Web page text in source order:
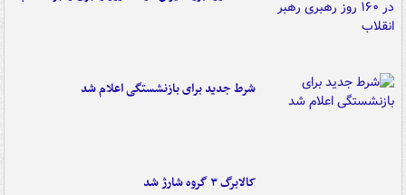
شرط جدید برای بازنشستگی اعلام شد
کالابرگ ۳ گروه شارژ شد